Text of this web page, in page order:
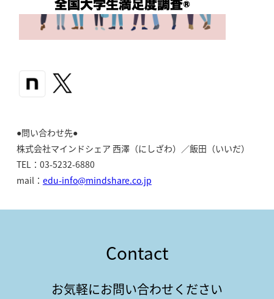
●問い合わせ先●
株式会社マインドシェア 西澤（にしざわ）／飯田（いいだ）
TEL：03-5232-6880
mail： edu-info@mindshare.co.jp
Contact
お気軽にお問い合わせください